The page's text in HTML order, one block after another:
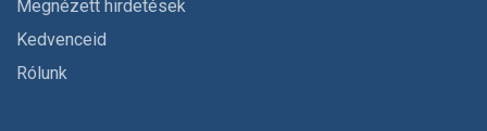
Megnézett hirdetések
Kedvenceid
Rólunk